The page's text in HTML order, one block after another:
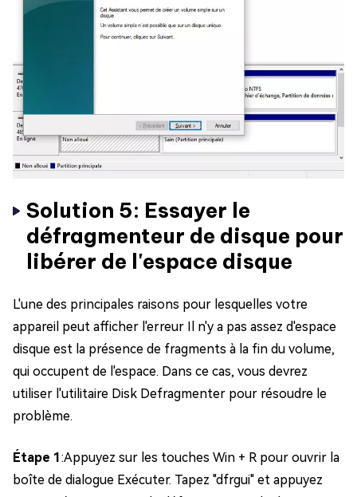
Solution 5: Essayer le
défragmenteur de disque pour
libérer de l'espace disque
L'une des principales raisons pour lesquelles votre
appareil peut afficher l'erreur Il n'y a pas assez d'espace
disque est la présence de fragments à la fin du volume,
qui occupent de l'espace. Dans ce cas, vous devrez
utiliser l'utilitaire Disk Defragmenter pour résoudre le
problème.
Étape 1:Appuyez sur les touches Win + R pour ouvrir la
boîte de dialogue Exécuter. Tapez "dfrgui" et appuyez